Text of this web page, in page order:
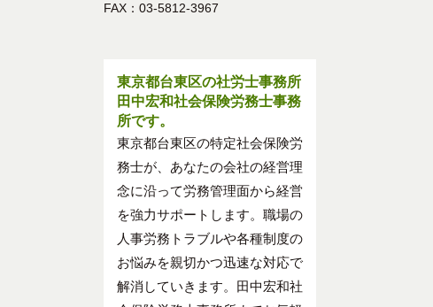
FAX：03-5812-3967
東京都台東区の社労士事務所
田中宏和社会保険労務士事務
所です。
東京都台東区の特定社会保険労
務士が、あなたの会社の経営理
念に沿って労務管理面から経営
を強力サポートします。職場の
人事労務トラブルや各種制度の
お悩みを親切かつ迅速な対応で
解消していきます。田中宏和社